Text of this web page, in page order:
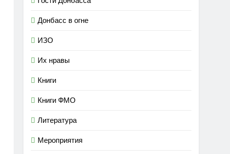
Донбасс в огне
ИЗО
Их нравы
Книги
Книги ФМО
Литература
Мероприятия